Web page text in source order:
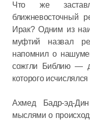
Что же
ближневосточный
Ирак? Одним из
муфтий назвал
напомнил о
сожгли Библию —
которого
Ахмед Бадр-эд-
мыслями о